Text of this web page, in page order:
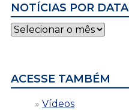
NOTÍCIAS POR DATA
Notícias
por
ACESSE TAMBÉM
Vídeos